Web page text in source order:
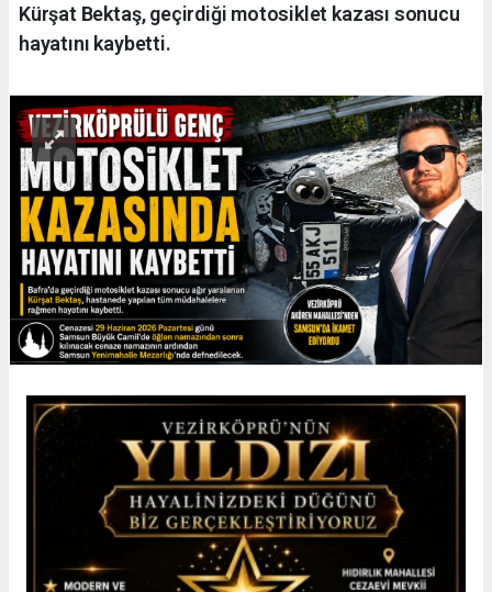
Kürşat Bektaş, geçirdiği motosiklet kazası sonucu
hayatını kaybetti.